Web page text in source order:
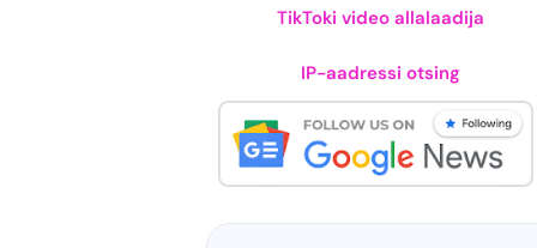
TikToki video allalaadija
IP-aadressi otsing